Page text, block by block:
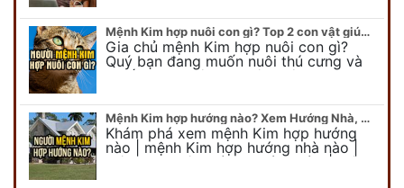
Mệnh Kim hợp nuôi con gì? Top 2 con vật giúp gia chủ Phát tài phát lộc
Gia chủ mệnh Kim hợp nuôi con gì?
Quý bạn đang muốn nuôi thú cưng và
muốn chọn một con vật nuôi hợp
Duy…
Mệnh Kim hợp hướng nào? Xem Hướng Nhà, Phòng ngủ, Làm việc hợp mệnh Kim
Khám phá xem mệnh Kim hợp hướng
nào | mệnh Kim hợp hướng nhà nào |
mệnh Kim kê giường hướng nào | mệnh